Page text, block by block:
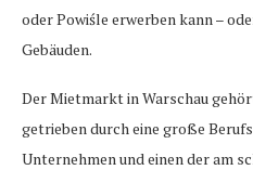
oder Powiśle erwerben kann –
Gebäuden.
Der Mietmarkt in Warschau
getrieben durch eine große
Unternehmen und einen der am